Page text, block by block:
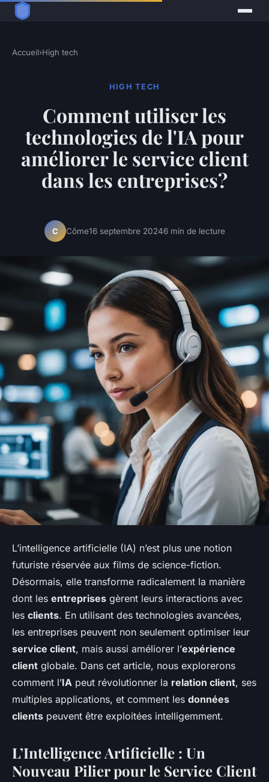
Accueil›High tech
HIGH TECH
Comment utiliser les
technologies de l'IA pour
améliorer le service client
dans les entreprises?
C Côme16 septembre 20246 min de lecture
L’intelligence artificielle (IA) n’est plus une notion
futuriste réservée aux films de science-fiction.
Désormais, elle transforme radicalement la manière
dont les entreprises gèrent leurs interactions avec
les clients. En utilisant des technologies avancées,
les entreprises peuvent non seulement optimiser leur
service client, mais aussi améliorer l’expérience
client globale. Dans cet article, nous explorerons
comment l’IA peut révolutionner la relation client, ses
multiples applications, et comment les données
clients peuvent être exploitées intelligemment.
L’Intelligence Artificielle : Un
Nouveau Pilier pour le Service Client